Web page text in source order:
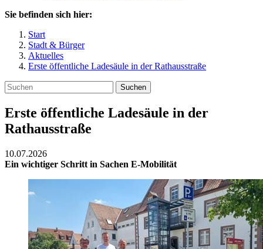
Sie befinden sich hier:
Start
Stadt & Bürger
Aktuelles
Erste öffentliche Ladesäule in der Rathausstraße
Suchen
Erste öffentliche Ladesäule in der
Rathausstraße
10.07.2026
Ein wichtiger Schritt in Sachen E-Mobilität